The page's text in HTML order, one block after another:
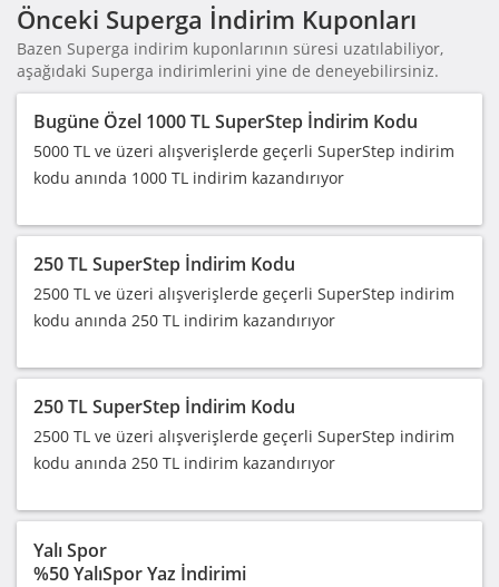
Önceki Superga İndirim Kuponları
Bazen Superga indirim kuponlarının süresi uzatılabiliyor,
aşağıdaki Superga indirimlerini yine de deneyebilirsiniz.
Bugüne Özel 1000 TL SuperStep İndirim Kodu
5000 TL ve üzeri alışverişlerde geçerli SuperStep indirim
kodu anında 1000 TL indirim kazandırıyor
250 TL SuperStep İndirim Kodu
2500 TL ve üzeri alışverişlerde geçerli SuperStep indirim
kodu anında 250 TL indirim kazandırıyor
250 TL SuperStep İndirim Kodu
2500 TL ve üzeri alışverişlerde geçerli SuperStep indirim
kodu anında 250 TL indirim kazandırıyor
Yalı Spor
%50 YalıSpor Yaz İndirimi